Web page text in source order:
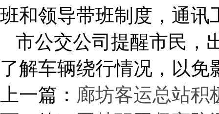
班和领导带班制度，通讯
市公交公司提醒市民，
了解车辆绕行情况，以免
上一篇： 廊坊客运总站积